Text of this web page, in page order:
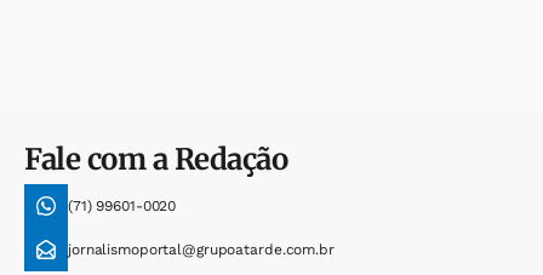
Fale com a Redação
(71) 99601-0020
jornalismoportal@grupoatarde.com.br